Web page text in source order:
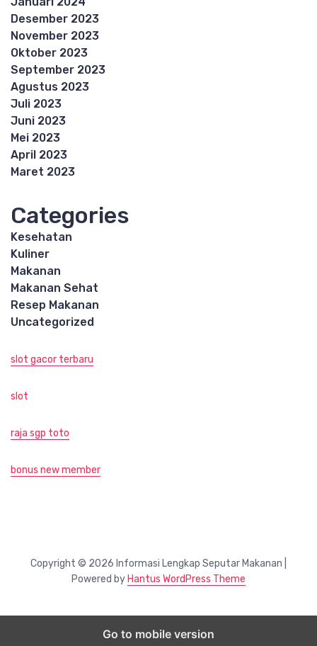
Desember 2023
November 2023
Oktober 2023
September 2023
Agustus 2023
Juli 2023
Juni 2023
Mei 2023
April 2023
Maret 2023
Categories
Kesehatan
Kuliner
Makanan
Makanan Sehat
Resep Makanan
Uncategorized
slot gacor terbaru
slot
raja sgp toto
bonus new member
Copyright © 2026 Informasi Lengkap Seputar Makanan |
Powered by Hantus WordPress Theme
Go to mobile version